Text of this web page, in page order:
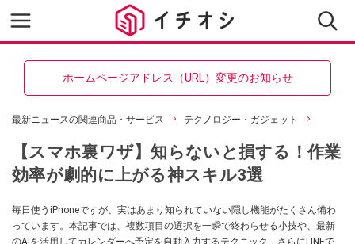
ホームページアドレス（URL）変更のお知らせ
最新ニュースの関連商品・サービス テクノロジー・ガジェット
【スマホ裏ワザ】知らないと損する！作業
効率が劇的に上がる神スキル3選
毎日使うiPhoneですが、実はあまり知られていない隠し機能がたくさん備わ
っています。本記事では、複数項目の選択を一瞬で終わらせる小技や、最新
のAIを活用してカレンダーへ予定を自動入力するテクニック、さらにLINEで